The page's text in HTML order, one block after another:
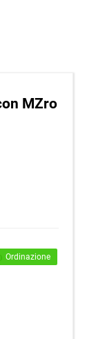
MZro
Ordinazione